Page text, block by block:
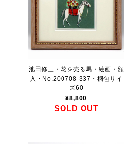
池田修三・花を売る馬・絵画・額
入・No.200708-337・梱包サイ
ズ60
¥8,800
SOLD OUT